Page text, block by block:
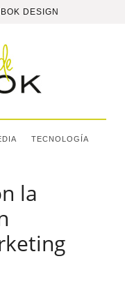
DESIGN
TECNOLOGÍA
la